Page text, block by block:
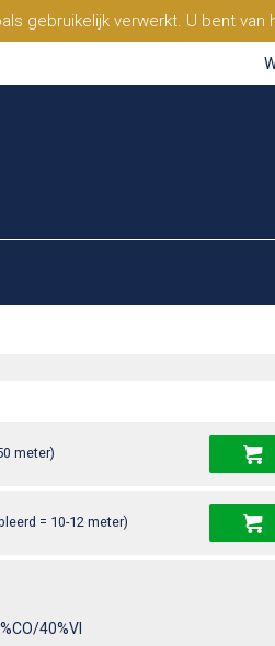
gebruikelijk verwerkt. U bent van
meter)
= 10-12 meter)
40%VI